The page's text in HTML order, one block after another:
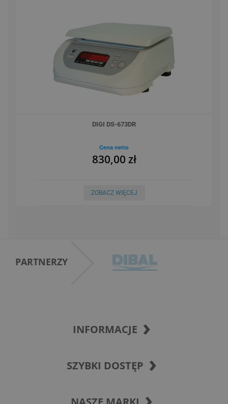
DIGI DS-673DR
Cena netto
830,00 zł
ZOBACZ WIĘCEJ
PARTNERZY
INFORMACJE
SZYBKI DOSTĘP